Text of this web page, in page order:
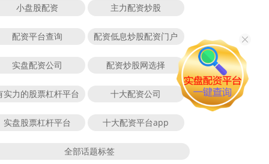
小盘股配资 主力配资炒股
配资平台查询 配资低息炒股配资门户
实盘配资公司 配资炒股网选择
实力的股票杠杆平台 十大配资公司
实盘股票杠杆平台 十大配资平台app
全部话题标签